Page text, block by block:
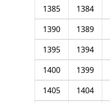
1384
1385
1389
1390
1394
1395
1399
1400
1404
1405